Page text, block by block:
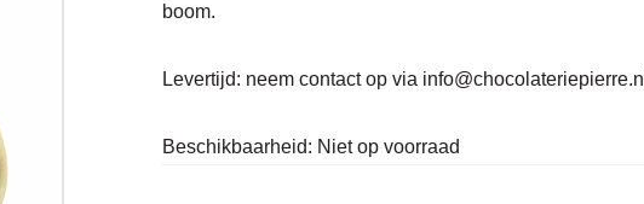
boom.
Levertijd: neem contact op via info@chocolateriepierre.nl
Beschikbaarheid: Niet op voorraad